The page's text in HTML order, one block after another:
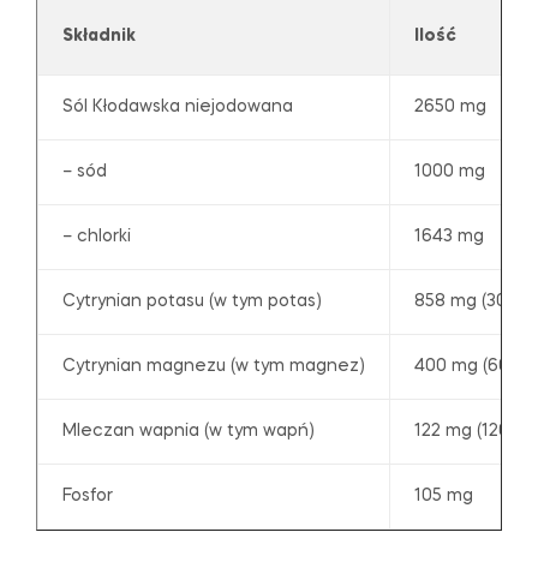
Składnik Ilość
Sól Kłodawska niejodowana 2650 mg
– sód 1000 mg
– chlorki 1643 mg
Cytrynian potasu (w tym potas) 858 mg (300
Cytrynian magnezu (w tym magnez) 400 mg (60
Mleczan wapnia (w tym wapń) 122 mg (120
Fosfor 105 mg